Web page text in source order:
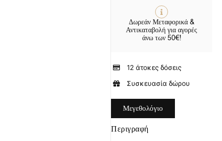
Δωρεάν Μεταφορικά &
Αντικαταβολή για αγορές
άνω των 50€!
12 άτοκες δόσεις
Συσκευασία δώρου
Μεγεθολόγιο
Περιγραφή